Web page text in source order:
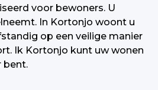
voor bewoners. U
In Kortonjo woont u
op een veilige manier
Ik Kortonjo kunt uw wonen
bent.